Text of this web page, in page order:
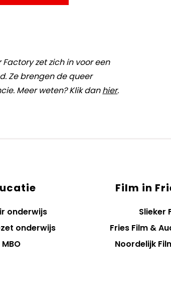
Factory zet zich in voor een
Ze brengen de queer
Meer weten? Klik danhier.
onderwijs
onderwijs
MBO
Film in
Slieker
Fries Film &
Noordelijk